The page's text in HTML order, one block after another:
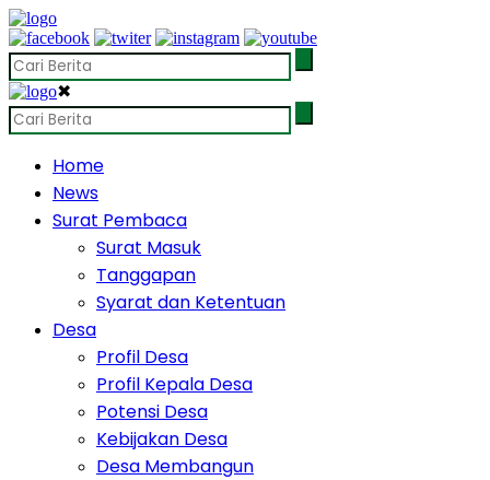
✖
Home
News
Surat Pembaca
Surat Masuk
Tanggapan
Syarat dan Ketentuan
Desa
Profil Desa
Profil Kepala Desa
Potensi Desa
Kebijakan Desa
Desa Membangun